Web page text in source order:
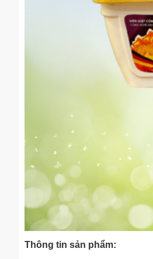
Thông tin sản phẩm: